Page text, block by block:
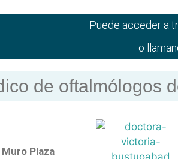
Puede acceder a
o
de oftalmólogos
Plaza